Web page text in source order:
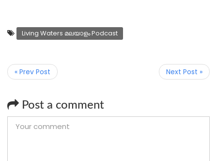
Living Waters മലയാളം Podcast
« Prev Post Next Post »
Post a comment